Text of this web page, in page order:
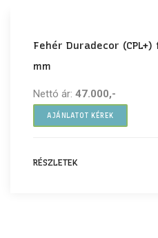
Fehér Duradecor
mm
Nettó ár: 47.000,-
AJÁNLATOT KÉREK
RÉSZLETEK